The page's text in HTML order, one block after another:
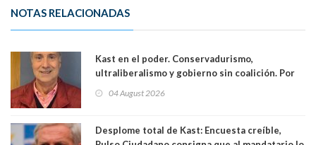
NOTAS RELACIONADAS
Kast en el poder. Conservadurismo,
ultraliberalismo y gobierno sin coalición. Por
04 August 2026
Desplome total de Kast: Encuesta creíble,